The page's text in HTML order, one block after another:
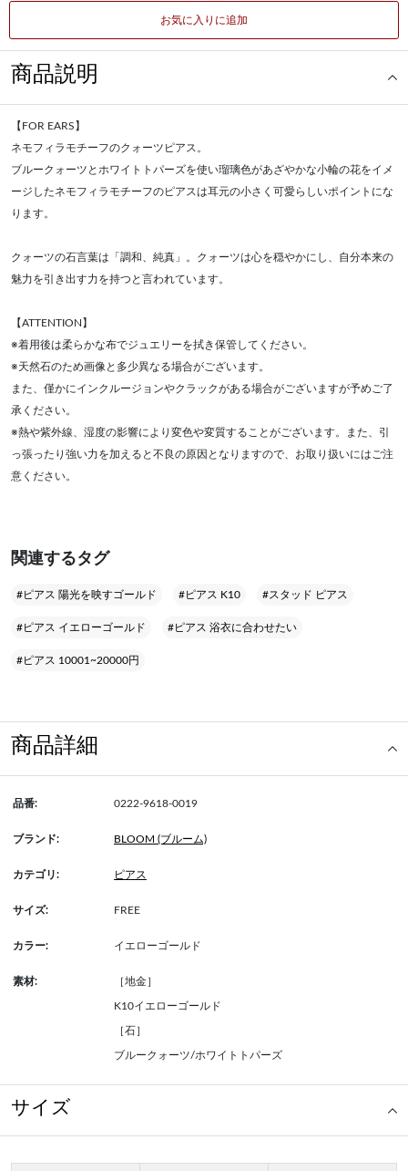
お気に入りに追加
商品説明
【FOR EARS】
ネモフィラモチーフのクォーツピアス。
ブルークォーツとホワイトトパーズを使い瑠璃色があざやかな小輪の花をイメ
ージしたネモフィラモチーフのピアスは耳元の小さく可愛らしいポイントにな
ります。
クォーツの石言葉は「調和、純真」。クォーツは心を穏やかにし、自分本来の
魅力を引き出す力を持つと言われています。
【ATTENTION】
※着用後は柔らかな布でジュエリーを拭き保管してください。
※天然石のため画像と多少異なる場合がございます。
また、僅かにインクルージョンやクラックがある場合がございますが予めご了
承ください。
※熱や紫外線、湿度の影響により変色や変質することがございます。また、引
っ張ったり強い力を加えると不良の原因となりますので、お取り扱いにはご注
意ください。
関連するタグ
#ピアス 陽光を映すゴールド #ピアス K10 #スタッド ピアス
#ピアス イエローゴールド #ピアス 浴衣に合わせたい
#ピアス 10001~20000円
商品詳細
品番: 0222-9618-0019
ブランド: BLOOM (ブルーム)
カテゴリ: ピアス
サイズ: FREE
カラー: イエローゴールド
素材: ［地金］
K10イエローゴールド
［石］
ブルークォーツ/ホワイトトパーズ
サイズ